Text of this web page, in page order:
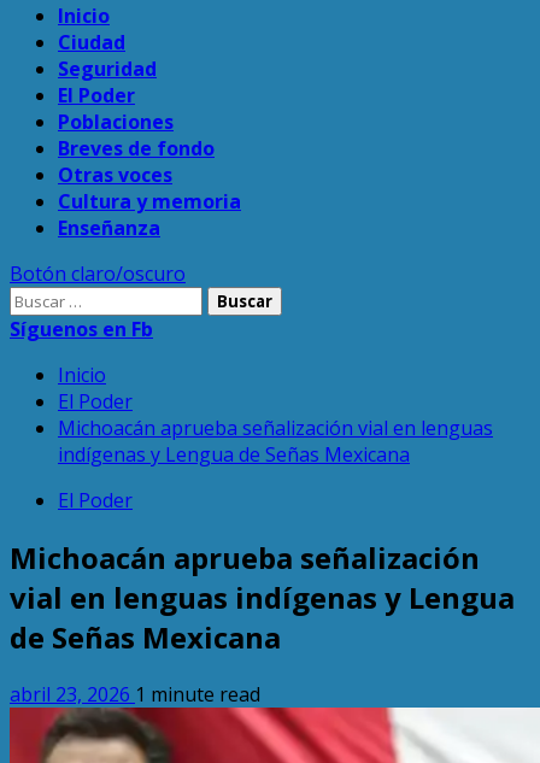
Menú
principal
Inicio
Ciudad
Seguridad
El Poder
Poblaciones
Breves de fondo
Otras voces
Cultura y memoria
Enseñanza
Botón claro/oscuro
Buscar:
Síguenos en Fb
Inicio
El Poder
Michoacán aprueba señalización vial en lenguas
indígenas y Lengua de Señas Mexicana
El Poder
Michoacán aprueba señalización
vial en lenguas indígenas y Lengua
de Señas Mexicana
abril 23, 2026 1 minute read